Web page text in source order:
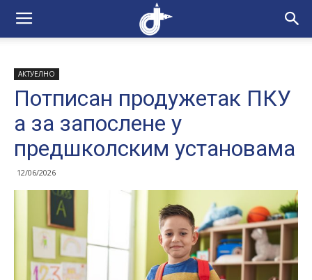
АКТУЕЛНО
Потписан продужетак ПКУ
а за запослене у
предшколским установама
12/06/2026